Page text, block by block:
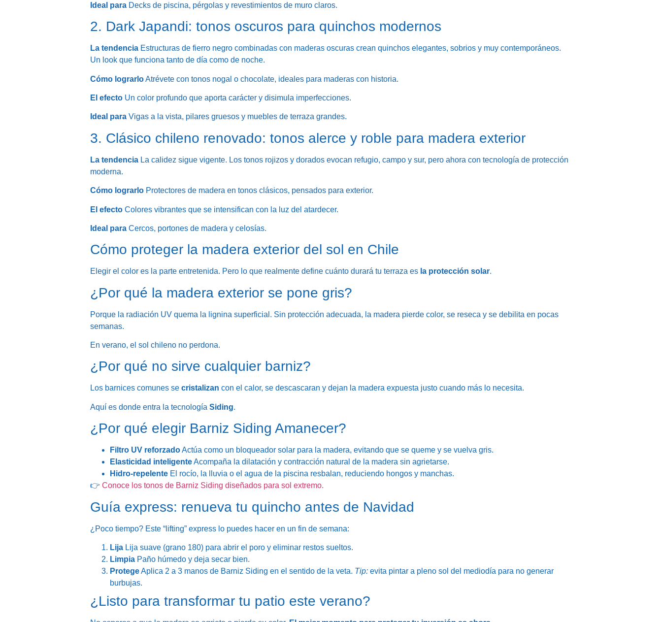
Ideal para Decks de piscina, pérgolas y revestimientos de muro claros.
2. Dark Japandi: tonos oscuros para quinchos modernos
La tendencia Estructuras de fierro negro combinadas con maderas oscuras crean quinchos elegantes, sobrios y muy contemporáneos.
Un look que funciona tanto de día como de noche.
Cómo lograrloAtrévete con tonos nogal o chocolate, ideales para maderas con historia.
El efecto Un color profundo que aporta carácter y disimula imperfecciones.
Ideal para Vigas a la vista, pilares gruesos y muebles de terraza grandes.
3. Clásico chileno renovado: tonos alerce y roble para madera exterior
La tendencia La calidez sigue vigente. Los tonos rojizos y dorados evocan refugio, campo y sur, pero ahora con tecnología de protección
moderna.
Cómo lograrlo Protectores de madera en tonos clásicos, pensados para exterior.
El efecto Colores vibrantes que se intensifican con la luz del atardecer.
Ideal para Cercos, portones de madera y celosías.
Cómo proteger la madera exterior del sol en Chile
Elegir el color es la parte entretenida. Pero lo que realmente define cuánto durará tu terraza es la protección solar.
¿Por qué la madera exterior se pone gris?
Porque la radiación UV quema la lignina superficial. Sin protección adecuada, la madera pierde color, se reseca y se debilita en pocas
semanas.
En verano, el sol chileno no perdona.
¿Por qué no sirve cualquier barniz?
Los barnices comunes se cristalizan con el calor, se descascaran y dejan la madera expuesta justo cuando más lo necesita.
Aquí es donde entra la tecnología Siding.
¿Por qué elegir Barniz Siding Amanecer?
Filtro UV reforzadoActúa como un bloqueador solar para la madera, evitando que se queme y se vuelva gris.
Elasticidad inteligenteAcompaña la dilatación y contracción natural de la madera sin agrietarse.
Hidro-repelente El rocío, la lluvia o el agua de la piscina resbalan, reduciendo hongos y manchas.
👉 Conoce los tonos de Barniz Siding diseñados para sol extremo.
Guía express: renueva tu quincho antes de Navidad
¿Poco tiempo? Este “lifting” express lo puedes hacer en un fin de semana:
Lija Lija suave (grano 180) para abrir el poro y eliminar restos sueltos.
Limpia Paño húmedo y deja secar bien.
ProtegeAplica 2 a 3 manos de Barniz Siding en el sentido de la veta. Tip: evita pintar a pleno sol del mediodía para no generar
burbujas.
¿Listo para transformar tu patio este verano?